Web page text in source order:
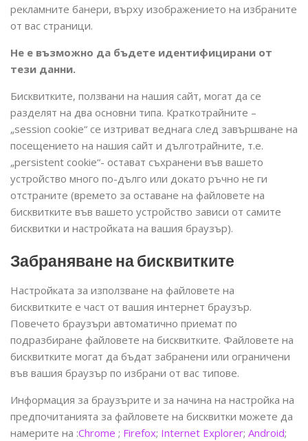
рекламните банери, върху изображението на избраните
от вас страници.
Не е възможно да бъдете идентифицирани от
тези данни.
Бисквитките, ползвани на нашия сайт, могат да се
разделят на два основни типа. Краткотрайните –
„session cookie“ се изтриват веднага след завършване на
посещението на нашия сайт и дълготрайните, т.е.
„persistent cookie“- остават съхранени във вашето
устройство много по-дълго или докато ръчно не ги
отстраните (времето за оставане на файловете на
бисквитките във вашето устройство зависи от самите
бисквитки и настройката на вашия браузър).
Забраняване на бисквитките
Настройката за използване на файловете на
бисквитките е част от вашия интернет браузър.
Повечето браузъри автоматично приемат по
подразбиране файловете на бисквитките. Файловете на
бисквитките могат да бъдат забранени или ограничени
във вашия браузър по избрани от вас типове.
Информация за браузърите и за начина на настройка на
предпочитанията за файловете на бисквитки можете да
намерите на :Chrome ; Firefox; Internet Explorer; Android;